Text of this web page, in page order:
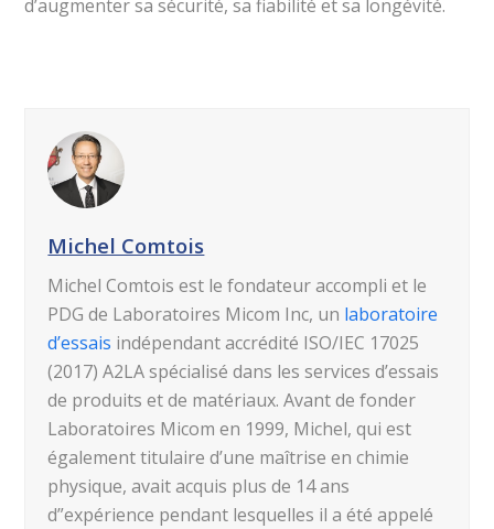
d’augmenter sa sécurité, sa fiabilité et sa longévité.
Michel Comtois
Michel Comtois est le fondateur accompli et le
PDG de Laboratoires Micom Inc, un laboratoire
d’essais indépendant accrédité ISO/IEC 17025
(2017) A2LA spécialisé dans les services d’essais
de produits et de matériaux. Avant de fonder
Laboratoires Micom en 1999, Michel, qui est
également titulaire d’une maîtrise en chimie
physique, avait acquis plus de 14 ans
d”expérience pendant lesquelles il a été appelé